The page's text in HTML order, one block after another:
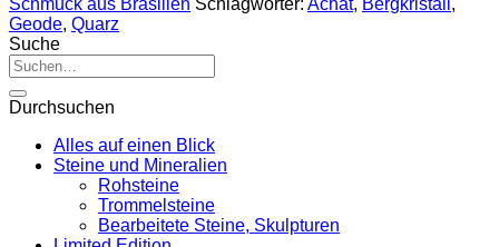
Geode, Quarz
Suche
Suche
nach:
Durchsuchen
Alles auf einen Blick
Steine und Mineralien
Rohsteine
Trommelsteine
Bearbeitete Steine, Skulpturen